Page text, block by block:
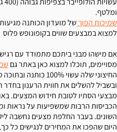
ומלטף.
שמיכות הפוךשל מועדון הכותנה מגיעות
למצוא במבצעים שווים בקופונופש פלוס
אם מישהו מבני ביתכם מתמודד עם
מסויימים, תוכלו למצוא כאן באתר גם
החיצוני שלה עשוי 100% כותנה ובתוכה סיבי הולופייבר רכים
ובשביל להשלים את חווית הרענון
מבצעי הסתיו לטובת חידוש המצעים.
הכביסות הרבות שמשפיעות על נראות
השונים. בעבר החלפת מצעים נחשבה
היום שהפכו את המחירים לנגישים